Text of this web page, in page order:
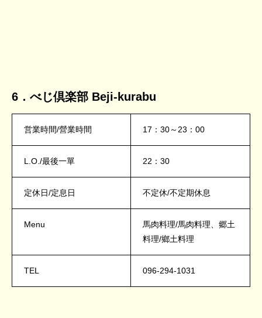
6．べじ倶楽部 Beji-kurabu
営業時間/營業時間 17：30～23：00
L.O./最後一單 22：30
定休日/定息日 不定休/不定期休息
Menu
馬肉料理/馬肉料理、郷土
料理/鄉土料理
TEL 096-294-1031